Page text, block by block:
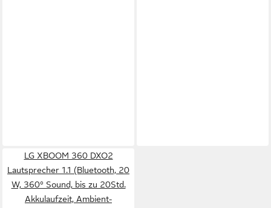
LG XBOOM 360 DXO2
Lautsprecher 1.1 (Bluetooth, 20
W, 360° Sound, bis zu 20Std.
Akkulaufzeit, Ambient-